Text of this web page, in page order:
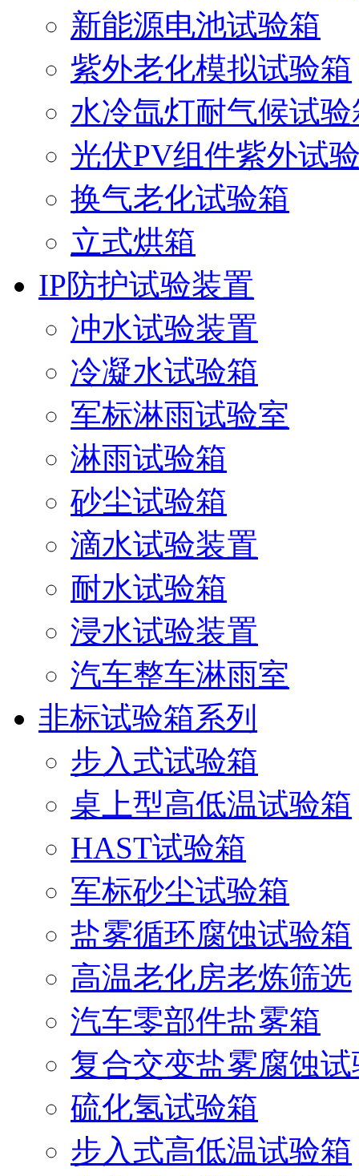
新能源电池试验箱
紫外老化模拟试验箱
水冷氙灯耐气候试验
光伏PV组件紫外试
换气老化试验箱
立式烘箱
IP防护试验装置
冲水试验装置
冷凝水试验箱
军标淋雨试验室
淋雨试验箱
砂尘试验箱
滴水试验装置
耐水试验箱
浸水试验装置
汽车整车淋雨室
非标试验箱系列
步入式试验箱
桌上型高低温试验箱
HAST试验箱
军标砂尘试验箱
盐雾循环腐蚀试验箱
高温老化房老炼筛选
汽车零部件盐雾箱
复合交变盐雾腐蚀
硫化氢试验箱
步入式高低温试验箱